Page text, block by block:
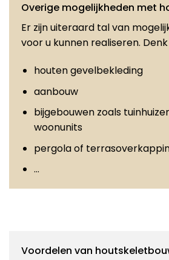
Overige mogelijkheden met
Er zijn uiteraard tal van
voor u kunnen realiseren.
houten gevelbekleding
aanbouw
bijgebouwen zoals
woonunits
pergola of
…
Voordelen van